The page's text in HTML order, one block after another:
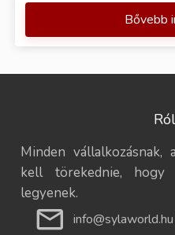
Bővebb
Minden
kell törekednie, hogy
legyenek.
info@sylaworld.hu